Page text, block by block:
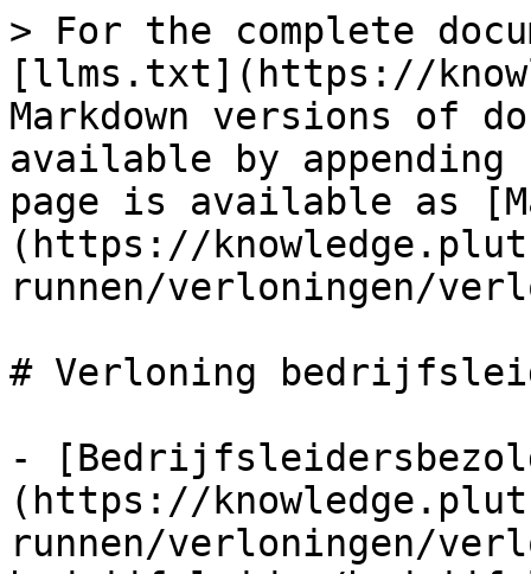
> For the complete
[llms.txt](https://
Markdown versions of
available by
page is available as
(https://
runnen/verloningen/
# Verloning
-
(https://
runnen/verloningen/